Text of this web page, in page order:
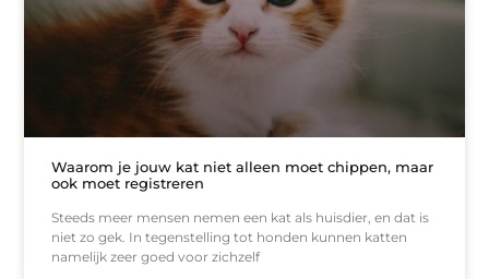
Waarom je jouw kat niet alleen moet chippen, maar
ook moet registreren
Steeds meer mensen nemen een kat als huisdier, en dat is
niet zo gek. In tegenstelling tot honden kunnen katten
namelijk zeer goed voor zichzelf